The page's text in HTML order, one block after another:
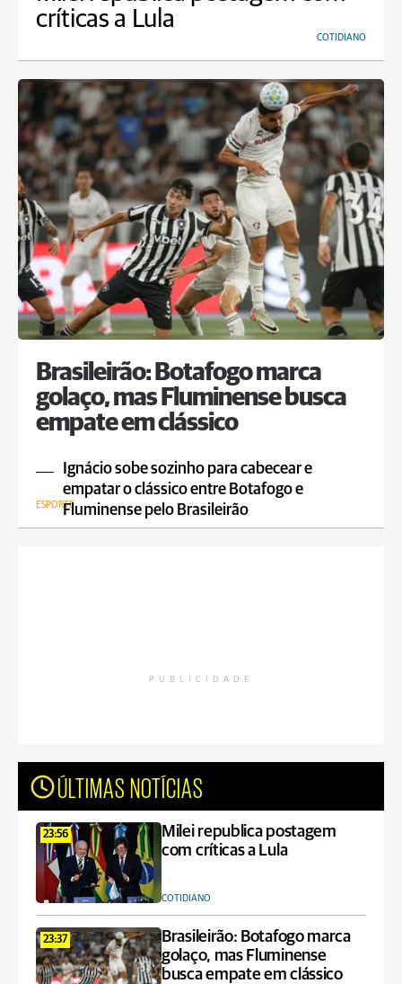
críticas a Lula
COTIDIANO
Brasileirão: Botafogo marca
golaço, mas Fluminense busca
empate em clássico
Ignácio sobe sozinho para cabecear e
empatar o clássico entre Botafogo e
Fluminense pelo Brasileirão
ESPORTE
PUBLICIDADE
ÚLTIMAS NOTÍCIAS
23:56
Milei republica postagem
com críticas a Lula
COTIDIANO
23:37
Brasileirão: Botafogo marca
golaço, mas Fluminense
busca empate em clássico